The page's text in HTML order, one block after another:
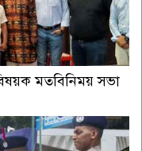
মতবিনিময় সভা